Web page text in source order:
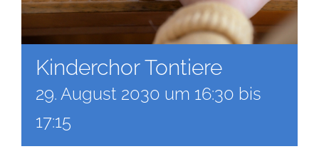
Kinderchor Tontiere
29. August 2030 um 16:30 bis
17:15